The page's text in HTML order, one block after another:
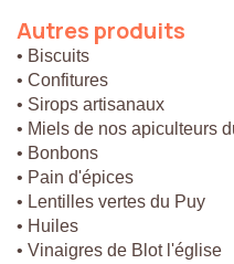
Autres produits
• Biscuits
• Confitures
• Sirops artisanaux
• Miels de nos apiculteurs
• Bonbons
• Pain d'épices
• Lentilles vertes du Puy
• Huiles
• Vinaigres de Blot l'église